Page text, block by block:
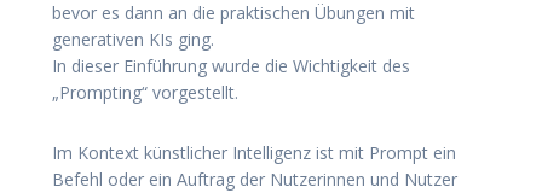
bevor es dann an die praktischen Übungen mit
generativen KIs ging.
In dieser Einführung wurde die Wichtigkeit des
„Prompting“ vorgestellt.
Im Kontext künstlicher Intelligenz ist mit Prompt ein
Befehl oder ein Auftrag der Nutzerinnen und Nutzer